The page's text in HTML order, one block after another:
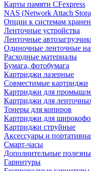
Карты памяти CFexpress
NAS (Network Attach
Опции к системам
Ленточные устройства
Ленточные
Одиночные ленточные
Расходные материалы
Бумага, фотобумага
Картриджи лазерные
Совместимые картриджи
Картриджи для
Картриджи для
Тонеры для копиров
Картриджи для
Картриджи струйные
Аксессуары и
Смарт-часы
Дополнительные
Гарнитуры